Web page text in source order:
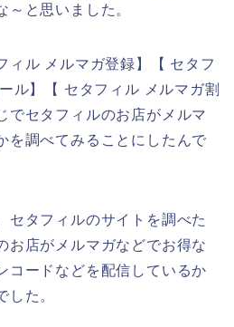
～と思いました。
ィル メルマガ登録】【 セタフ
ル】【 セタフィル メルマガ割
でセタフィルのお店がメルマ
を調べてみることにしたんで
セタフィルのサイトを調べた
お店がメルマガなどでお得な
コードなどを配信しているか
した。